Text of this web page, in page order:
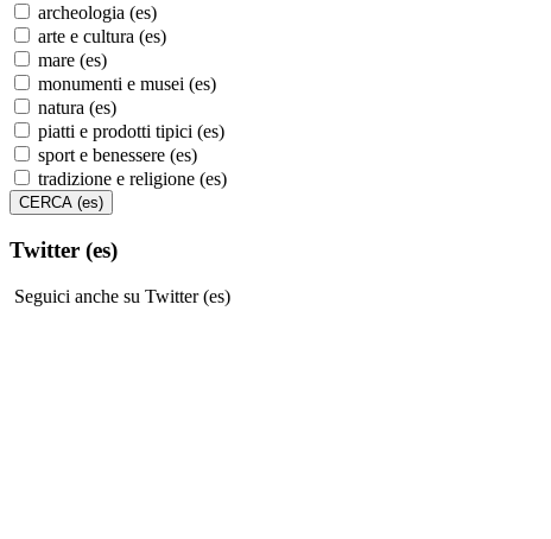
archeologia (es)
arte e cultura (es)
mare (es)
monumenti e musei (es)
natura (es)
piatti e prodotti tipici (es)
sport e benessere (es)
tradizione e religione (es)
Twitter (es)
Seguici anche su Twitter (es)